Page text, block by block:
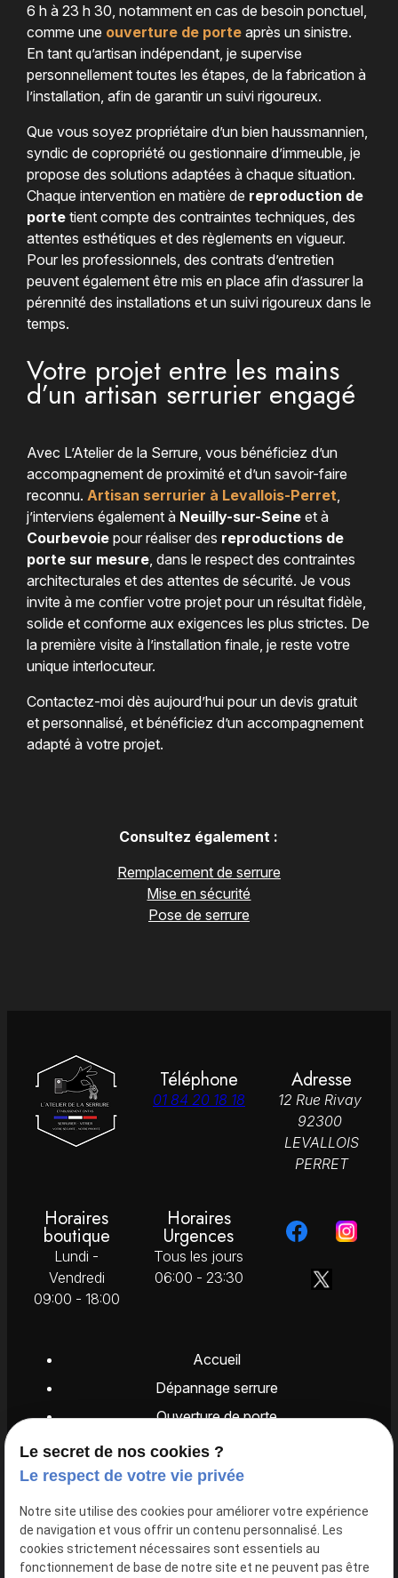
6 h à 23 h 30, notamment en cas de besoin ponctuel,
comme une ouverture de porteaprès un sinistre.
En tant qu’artisan indépendant, je supervise
personnellement toutes les étapes, de la fabrication à
l’installation, afin de garantir un suivi rigoureux.
Que vous soyez propriétaire d’un bien haussmannien,
syndic de copropriété ou gestionnaire d’immeuble, je
propose des solutions adaptées à chaque situation.
Chaque intervention en matière de reproduction de
portetient compte des contraintes techniques, des
attentes esthétiques et des règlements en vigueur.
Pour les professionnels, des contrats d’entretien
peuvent également être mis en place afin d’assurer la
pérennité des installations et un suivi rigoureux dans le
temps.
Votre projet entre les mains
d’un artisan serrurier engagé
Avec L’Atelier de la Serrure, vous bénéficiez d’un
accompagnement de proximité et d’un savoir-faire
reconnu. Artisan serrurier à Levallois-Perret
j’interviens également à Neuilly-sur-Seineet à
Courbevoiepour réaliser des reproductions de
porte sur mesure, dans le respect des contraintes
architecturales et des attentes de sécurité. Je vous
invite à me confier votre projet pour un résultat fidèle,
solide et conforme aux exigences les plus strictes. De
la première visite à l’installation finale, je reste votre
unique interlocuteur.
Contactez-moi dès aujourd’hui pour un devis gratuit
et personnalisé, et bénéficiez d’un accompagnement
adapté à votre projet.
Consultez également :
Remplacement de serrure
Mise en sécurité
Pose de serrure
Téléphone
01 84 20 18 18
Adresse
12 Rue Rivay
92300
LEVALLOIS
PERRET
Horaires
boutique
Lundi -
Vendredi
09:00 - 18:00
Horaires
Urgences
Tous les jours
06:00 - 23:30
Accueil
Dépannage serrure
Ouverture de porte
Nos services
Entretien
Catalogue
Mes conseils
Le secret de nos cookies ?
Le respect de votre vie privée
Notre site utilise des cookies pour améliorer votre expérience
de navigation et vous offrir un contenu personnalisé. Les
cookies strictement nécessaires sont essentiels au
fonctionnement de base de notre site et ne peuvent pas être